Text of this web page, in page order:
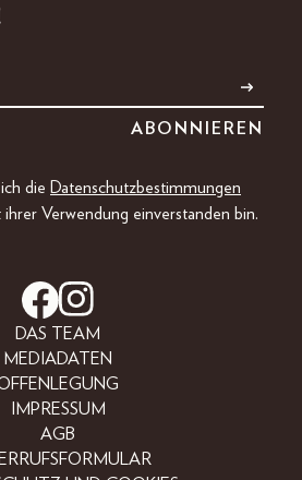
die Datenschutzbestimmungen
Verwendung einverstanden bin.
DAS TEAM
MEDIADATEN
IMPRESSUM
AGB